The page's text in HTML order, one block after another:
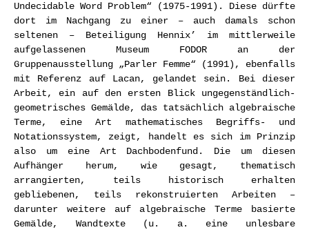
Undecidable Word Problem“ (1975-1991). Diese dürfte
dort im Nachgang zu einer – auch damals schon
seltenen – Beteiligung Hennix’ im mittlerweile
aufgelassenen Museum FODOR an der
Gruppenausstellung „Parler Femme“ (1991), ebenfalls
mit Referenz auf Lacan, gelandet sein. Bei dieser
Arbeit, ein auf den ersten Blick ungegenständlich-
geometrisches Gemälde, das tatsächlich algebraische
Terme, eine Art mathematisches Begriffs- und
Notationssystem, zeigt, handelt es sich im Prinzip
also um eine Art Dachbodenfund. Die um diesen
Aufhänger herum, wie gesagt, thematisch
arrangierten, teils historisch erhalten
gebliebenen, teils rekonstruierten Arbeiten –
darunter weitere auf algebraische Terme basierte
Gemälde, Wandtexte (u. a. eine unlesbare